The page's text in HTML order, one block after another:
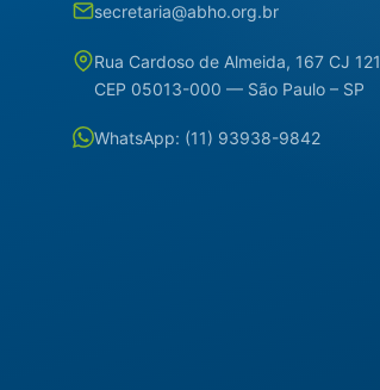
secretaria@abho.org.br
Rua Cardoso de Almeida, 167 CJ 121
CEP 05013-000 — São Paulo – SP
WhatsApp: (11) 93938-9842